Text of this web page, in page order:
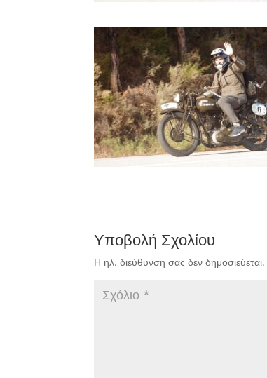
Υποβολή Σχολίου
Η ηλ. διεύθυνση σας δεν δημοσιεύεται.